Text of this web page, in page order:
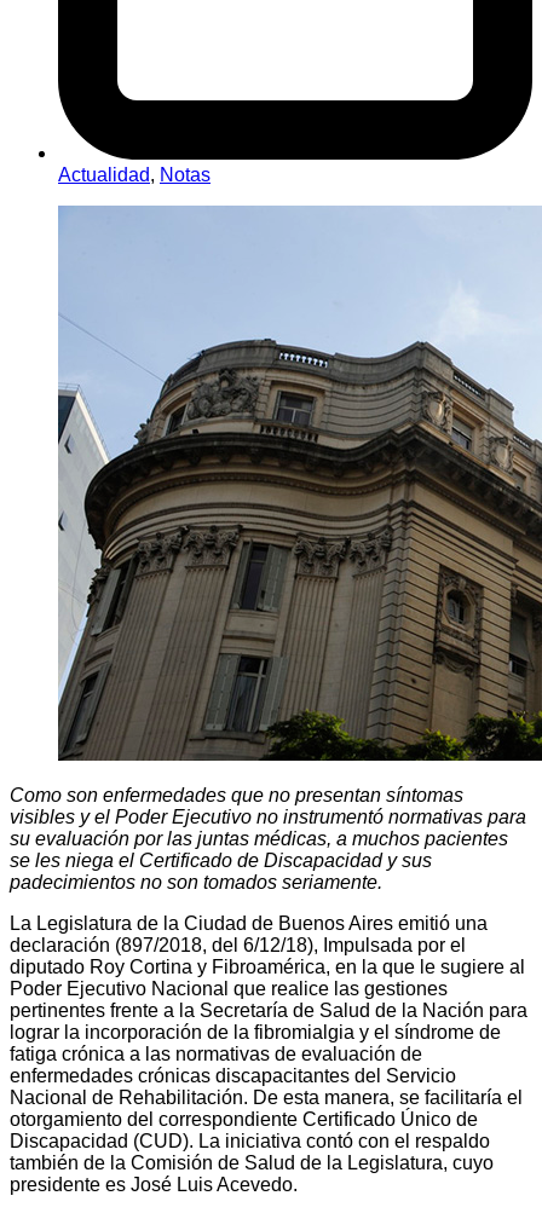
Actualidad, Notas
Como son enfermedades que no presentan síntomas
visibles y el Poder Ejecutivo no instrumentó normativas para
su evaluación por las juntas médicas, a muchos pacientes
se les niega el Certificado de Discapacidad y sus
padecimientos no son tomados seriamente.
La Legislatura de la Ciudad de Buenos Aires emitió una
declaración (897/2018, del 6/12/18), Impulsada por el
diputado Roy Cortina y Fibroamérica, en la que le sugiere al
Poder Ejecutivo Nacional que realice las gestiones
pertinentes frente a la Secretaría de Salud de la Nación para
lograr la incorporación de la fibromialgia y el síndrome de
fatiga crónica a las normativas de evaluación de
enfermedades crónicas discapacitantes del Servicio
Nacional de Rehabilitación. De esta manera, se facilitaría el
otorgamiento del correspondiente Certificado Único de
Discapacidad (CUD). La iniciativa contó con el respaldo
también de la Comisión de Salud de la Legislatura, cuyo
presidente es José Luis Acevedo.